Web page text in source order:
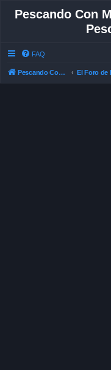
Pescando Con
FAQ
Pescando Con Mosca